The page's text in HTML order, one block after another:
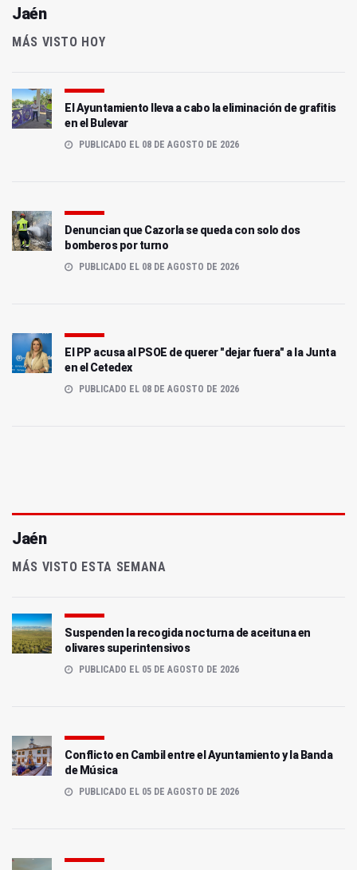
Jaén
MÁS VISTO HOY
El Ayuntamiento lleva a cabo la eliminación de grafitis
en el Bulevar
PUBLICADO EL 08 DE AGOSTO DE 2026
Denuncian que Cazorla se queda con solo dos
bomberos por turno
PUBLICADO EL 08 DE AGOSTO DE 2026
El PP acusa al PSOE de querer "dejar fuera" a la Junta
en el Cetedex
PUBLICADO EL 08 DE AGOSTO DE 2026
Jaén
MÁS VISTO ESTA SEMANA
Suspenden la recogida nocturna de aceituna en
olivares superintensivos
PUBLICADO EL 05 DE AGOSTO DE 2026
Conflicto en Cambil entre el Ayuntamiento y la Banda
de Música
PUBLICADO EL 05 DE AGOSTO DE 2026